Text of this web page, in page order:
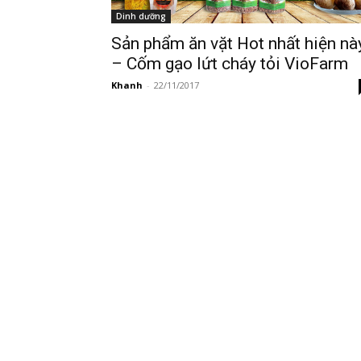
Dinh dưỡng
Sản phẩm ăn vặt Hot nhất hiện
– Cốm gạo lứt cháy tỏi VioFarm
Khanh - 22/11/2017